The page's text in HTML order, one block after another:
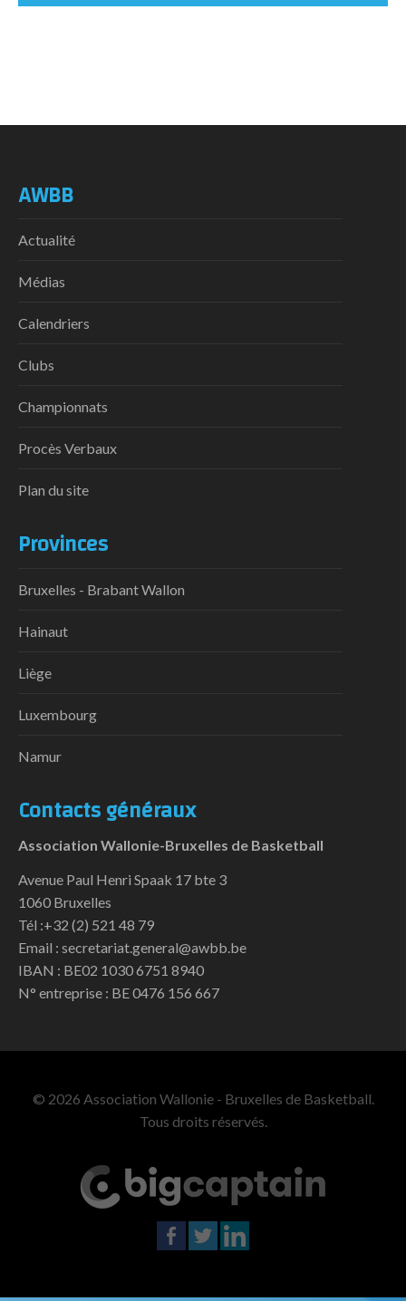
AWBB
Actualité
Médias
Calendriers
Clubs
Championnats
Procès Verbaux
Plan du site
Provinces
Bruxelles - Brabant Wallon
Hainaut
Liège
Luxembourg
Namur
Contacts généraux
Association Wallonie-Bruxelles de Basketball
Avenue Paul Henri Spaak 17 bte 3
1060 Bruxelles
Tél :+32 (2) 521 48 79
Email : secretariat.general@awbb.be
IBAN : BE02 1030 6751 8940
N° entreprise : BE 0476 156 667
© 2026 Association Wallonie - Bruxelles de Basketball.
Tous droits réservés.